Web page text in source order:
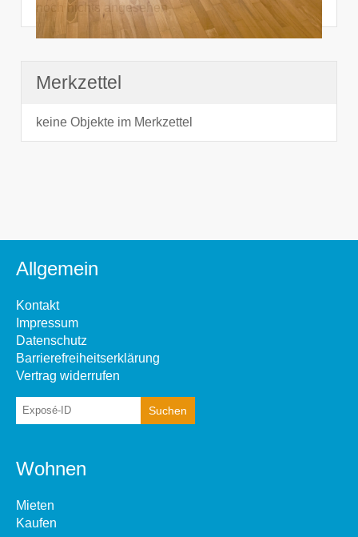
noch nichts angesehen
Merkzettel
keine Objekte im Merkzettel
Allgemein
Kontakt
Impressum
Datenschutz
Barrierefreiheitserklärung
Vertrag widerrufen
Wohnen
Mieten
Kaufen